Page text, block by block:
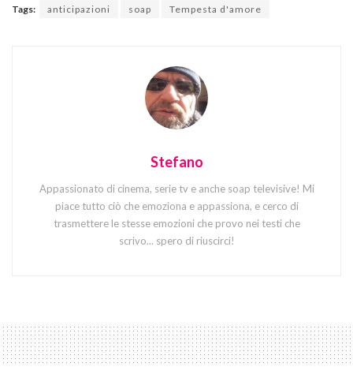
Tags: anticipazioni soap Tempesta d'amore
Stefano
Appassionato di cinema, serie tv e anche soap televisive! Mi
piace tutto ciò che emoziona e appassiona, e cerco di
trasmettere le stesse emozioni che provo nei testi che
scrivo... spero di riuscirci!